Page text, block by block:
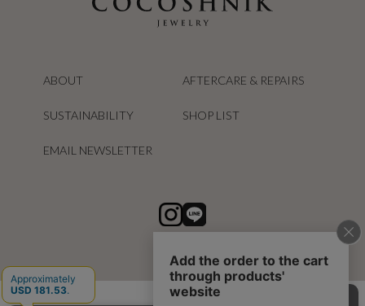
ABOUT AFTERCARE & REPAIRS
SUSTAINABILITY SHOP LIST
EMAIL NEWSLETTER